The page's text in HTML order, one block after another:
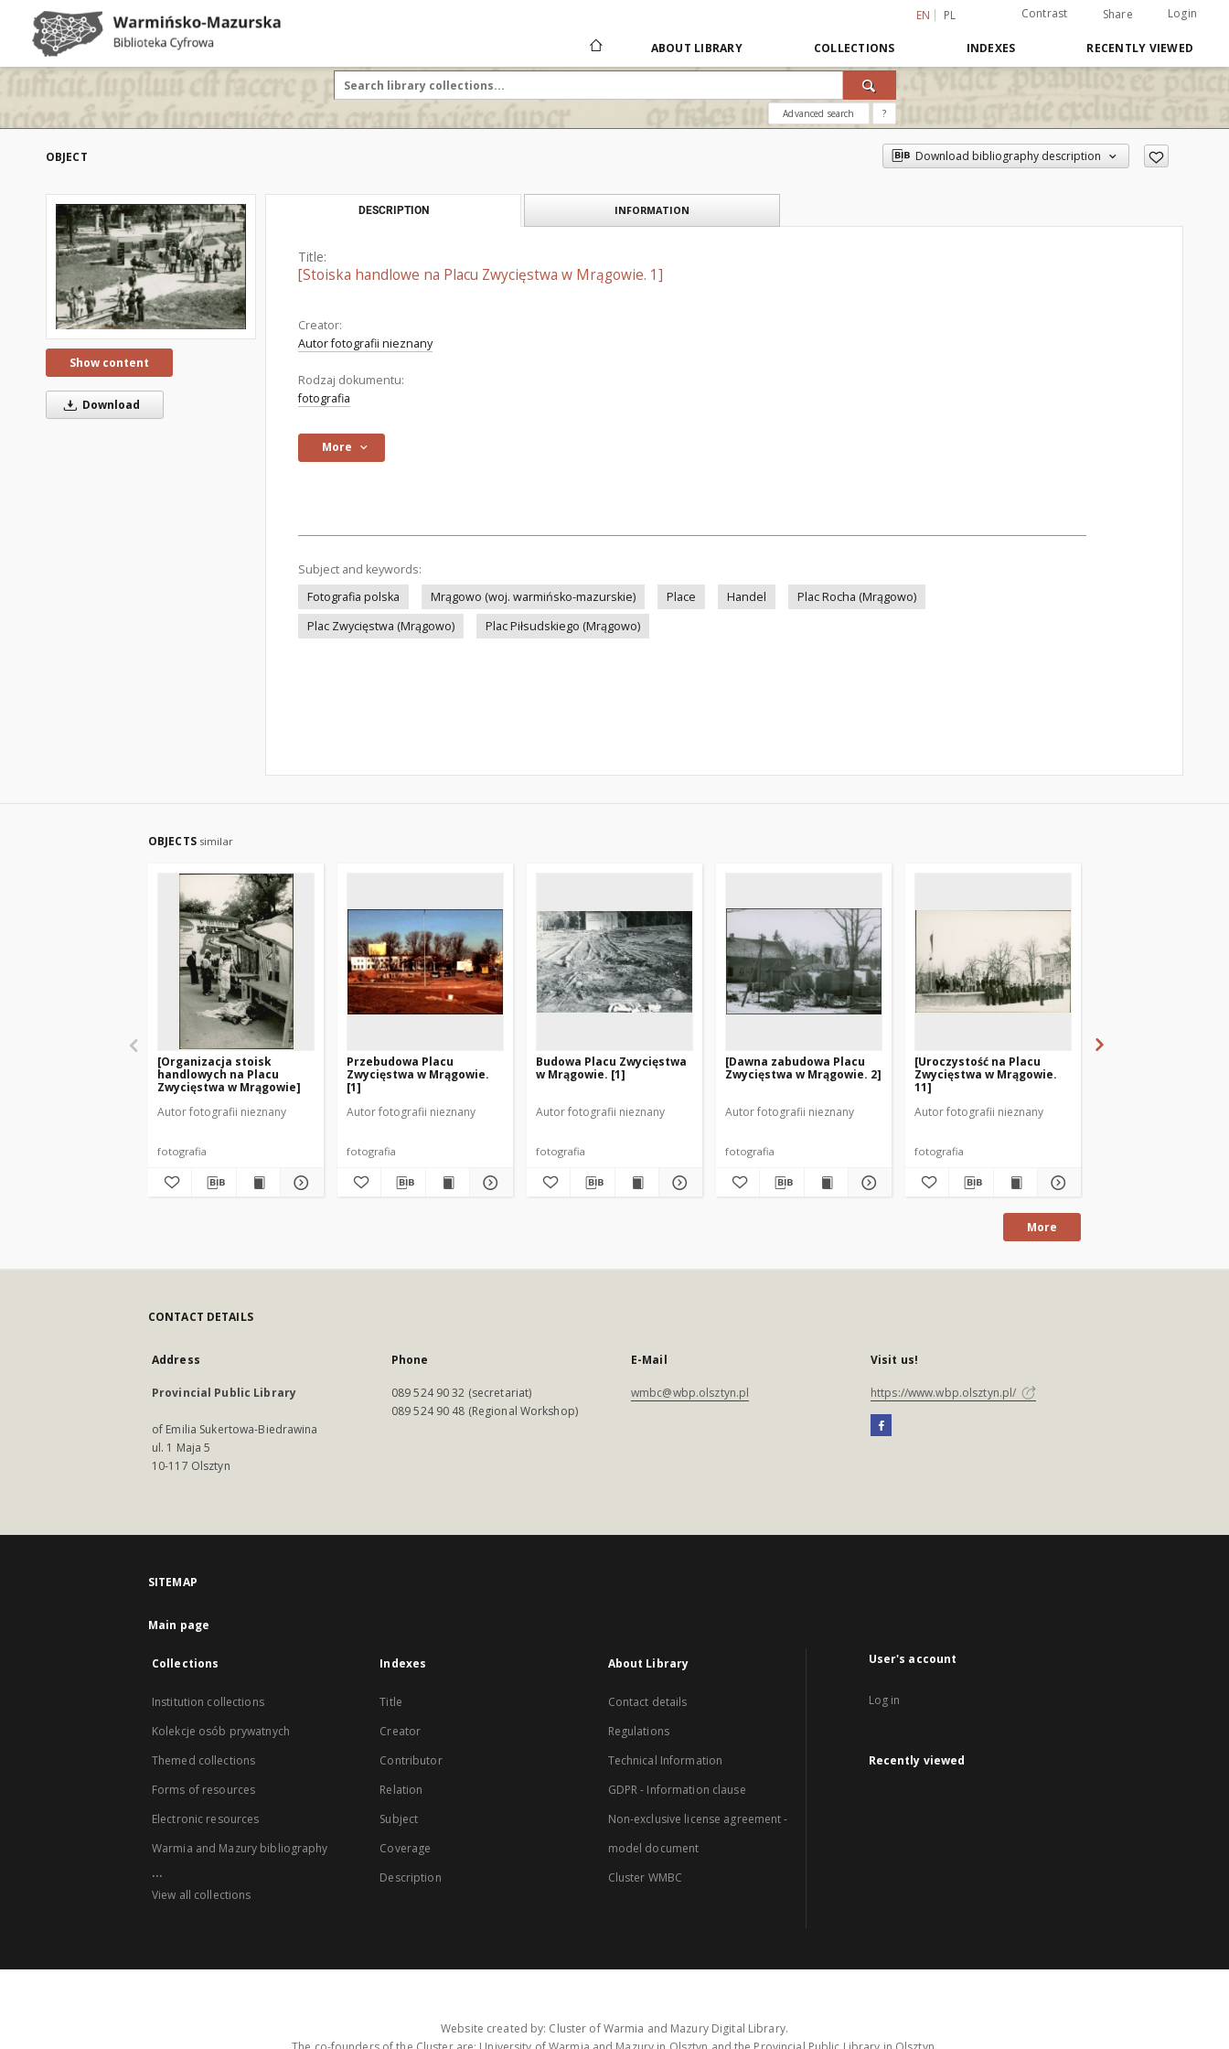
EN PL Contrast Share Login
ABOUT LIBRARY COLLECTIONS INDEXES RECENTLY VIEWED
Advanced search ?
OBJECT Download bibliography description
Show content
Download
DESCRIPTION INFORMATION
Title:
[Stoiska handlowe na Placu Zwycięstwa w Mrągowie. 1]
Creator:
Autor fotografii nieznany
Rodzaj dokumentu:
fotografia
More
Subject and keywords:
Fotografia polska
Mrągowo (woj. warmińsko-mazurskie) Place Handel
Plac Rocha (Mrągowo)
Plac Zwycięstwa (Mrągowo)
Plac Piłsudskiego (Mrągowo)
OBJECTS similar
[Organizacja stoisk
handlowych na Placu
Zwycięstwa w Mrągowie]
Autor fotografii nieznany
fotografia
Przebudowa Placu
Zwycięstwa w Mrągowie.
[1]
Autor fotografii nieznany
fotografia
Budowa Placu Zwycięstwa
w Mrągowie. [1]
Autor fotografii nieznany
fotografia
[Dawna zabudowa Placu
Zwycięstwa w Mrągowie. 2]
Autor fotografii nieznany
fotografia
[Uroczystość na Placu
Zwycięstwa w Mrągowie.
11]
Autor fotografii nieznany
fotografia
More
CONTACT DETAILS
Address
Provincial Public Library
of Emilia Sukertowa-Biedrawina
ul. 1 Maja 5
10-117 Olsztyn
Phone
089 524 90 32 (secretariat)
089 524 90 48 (Regional Workshop)
E-Mail
wmbc@wbp.olsztyn.pl
Visit us!
https://www.wbp.olsztyn.pl/
SITEMAP
Main page
Collections
Institution collections
Kolekcje osób prywatnych
Themed collections
Forms of resources
Electronic resources
Warmia and Mazury bibliography
...
View all collections
Indexes
Title
Creator
Contributor
Relation
Subject
Coverage
Description
About Library
Contact details
Regulations
Technical Information
GDPR - Information clause
Non-exclusive license agreement -
model document
Cluster WMBC
User's account
Log in
Recently viewed
Website created by: Cluster of Warmia and Mazury Digital Library.